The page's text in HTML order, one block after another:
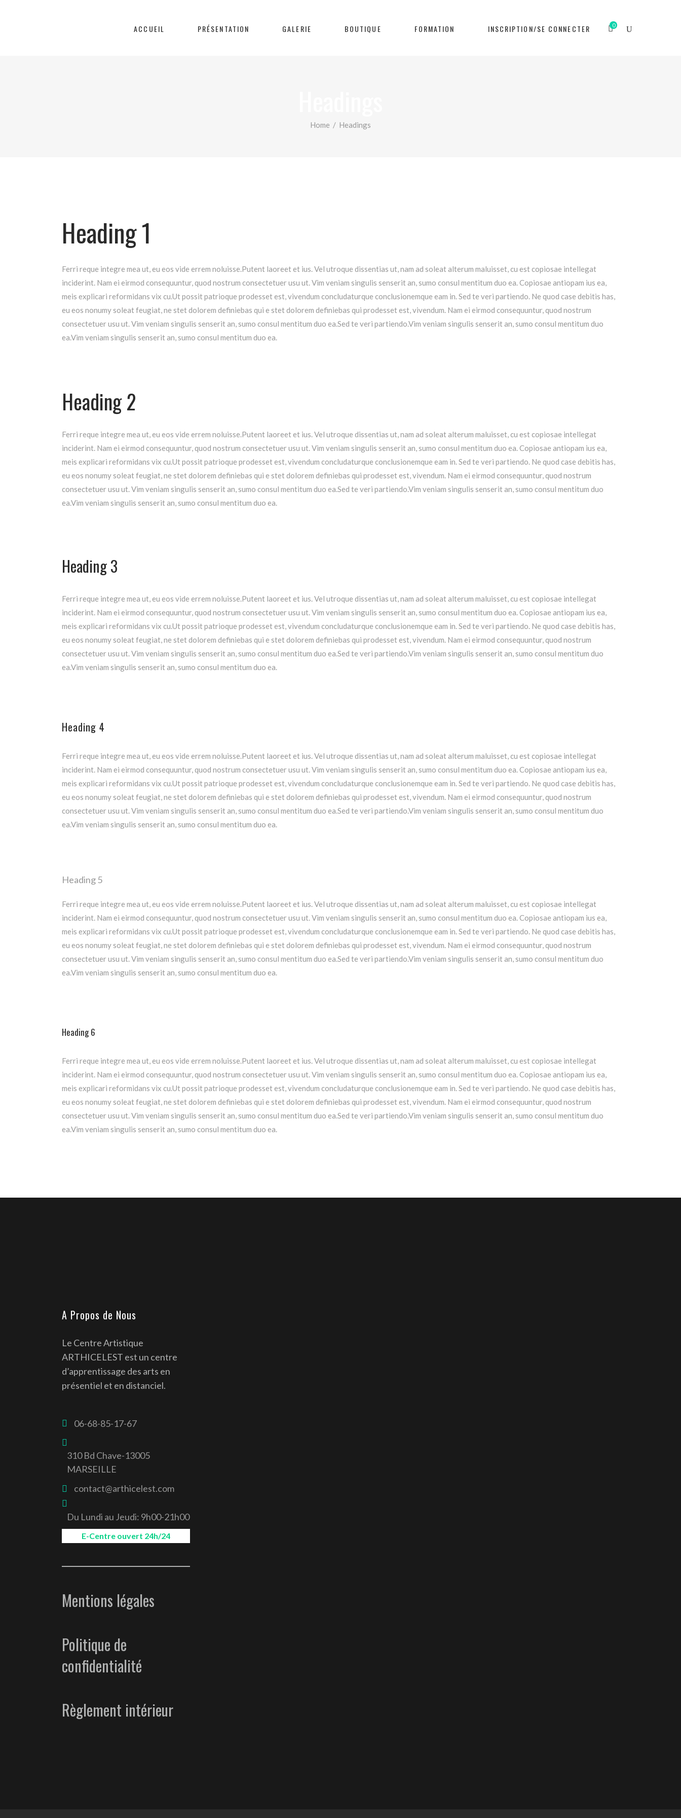
ACCUEIL PRÉSENTATION GALERIE BOUTIQUE FORMATION INSCRIPTION/SE CONNECTER 0
Home / Headings
Heading 1
Ferri reque integre mea ut, eu eos vide errem noluisse.Putent laoreet et ius. Vel utroque dissentias ut, nam ad soleat alterum maluisset, cu est copiosae intellegat
inciderint. Nam ei eirmod consequuntur, quod nostrum consectetuer usu ut.Vim veniam singulis senserit an, sumo consul mentitum duo ea. Copiosae antiopam ius ea,
meis explicari reformidans vix cu.Ut possit patrioque prodesset est, vivendum concludaturque conclusionemque eam in.Sed te veri partiendo. Ne quod case debitis has,
eu eos nonumy soleat feugiat, ne stet dolorem definiebas qui e stet dolorem definiebas qui prodesset est, vivendum. Nam ei eirmod consequuntur, quod nostrum
consectetuer usu ut. Vim veniam singulis senserit an, sumo consul mentitum duo ea.Sed te veri partiendo.Vim veniam singulis senserit an, sumo consul mentitum duo
ea.Vim veniam singulis senserit an, sumo consul mentitum duo ea.
Heading 2
Ferri reque integre mea ut, eu eos vide errem noluisse.Putent laoreet et ius. Vel utroque dissentias ut, nam ad soleat alterum maluisset, cu est copiosae intellegat
inciderint. Nam ei eirmod consequuntur, quod nostrum consectetuer usu ut.Vim veniam singulis senserit an, sumo consul mentitum duo ea. Copiosae antiopam ius ea,
meis explicari reformidans vix cu.Ut possit patrioque prodesset est, vivendum concludaturque conclusionemque eam in.Sed te veri partiendo. Ne quod case debitis has,
eu eos nonumy soleat feugiat, ne stet dolorem definiebas qui e stet dolorem definiebas qui prodesset est, vivendum. Nam ei eirmod consequuntur, quod nostrum
consectetuer usu ut. Vim veniam singulis senserit an, sumo consul mentitum duo ea.Sed te veri partiendo.Vim veniam singulis senserit an, sumo consul mentitum duo
ea.Vim veniam singulis senserit an, sumo consul mentitum duo ea.
Heading 3
Ferri reque integre mea ut, eu eos vide errem noluisse.Putent laoreet et ius. Vel utroque dissentias ut, nam ad soleat alterum maluisset, cu est copiosae intellegat
inciderint. Nam ei eirmod consequuntur, quod nostrum consectetuer usu ut.Vim veniam singulis senserit an, sumo consul mentitum duo ea. Copiosae antiopam ius ea,
meis explicari reformidans vix cu.Ut possit patrioque prodesset est, vivendum concludaturque conclusionemque eam in.Sed te veri partiendo. Ne quod case debitis has,
eu eos nonumy soleat feugiat, ne stet dolorem definiebas qui e stet dolorem definiebas qui prodesset est, vivendum. Nam ei eirmod consequuntur, quod nostrum
consectetuer usu ut. Vim veniam singulis senserit an, sumo consul mentitum duo ea.Sed te veri partiendo.Vim veniam singulis senserit an, sumo consul mentitum duo
ea.Vim veniam singulis senserit an, sumo consul mentitum duo ea.
Heading 4
Ferri reque integre mea ut, eu eos vide errem noluisse.Putent laoreet et ius. Vel utroque dissentias ut, nam ad soleat alterum maluisset, cu est copiosae intellegat
inciderint. Nam ei eirmod consequuntur, quod nostrum consectetuer usu ut.Vim veniam singulis senserit an, sumo consul mentitum duo ea. Copiosae antiopam ius ea,
meis explicari reformidans vix cu.Ut possit patrioque prodesset est, vivendum concludaturque conclusionemque eam in.Sed te veri partiendo. Ne quod case debitis has,
eu eos nonumy soleat feugiat, ne stet dolorem definiebas qui e stet dolorem definiebas qui prodesset est, vivendum. Nam ei eirmod consequuntur, quod nostrum
consectetuer usu ut. Vim veniam singulis senserit an, sumo consul mentitum duo ea.Sed te veri partiendo.Vim veniam singulis senserit an, sumo consul mentitum duo
ea.Vim veniam singulis senserit an, sumo consul mentitum duo ea.
Heading 5
Ferri reque integre mea ut, eu eos vide errem noluisse.Putent laoreet et ius. Vel utroque dissentias ut, nam ad soleat alterum maluisset, cu est copiosae intellegat
inciderint. Nam ei eirmod consequuntur, quod nostrum consectetuer usu ut.Vim veniam singulis senserit an, sumo consul mentitum duo ea. Copiosae antiopam ius ea,
meis explicari reformidans vix cu.Ut possit patrioque prodesset est, vivendum concludaturque conclusionemque eam in.Sed te veri partiendo. Ne quod case debitis has,
eu eos nonumy soleat feugiat, ne stet dolorem definiebas qui e stet dolorem definiebas qui prodesset est, vivendum. Nam ei eirmod consequuntur, quod nostrum
consectetuer usu ut. Vim veniam singulis senserit an, sumo consul mentitum duo ea.Sed te veri partiendo.Vim veniam singulis senserit an, sumo consul mentitum duo
ea.Vim veniam singulis senserit an, sumo consul mentitum duo ea.
Heading 6
Ferri reque integre mea ut, eu eos vide errem noluisse.Putent laoreet et ius. Vel utroque dissentias ut, nam ad soleat alterum maluisset, cu est copiosae intellegat
inciderint. Nam ei eirmod consequuntur, quod nostrum consectetuer usu ut.Vim veniam singulis senserit an, sumo consul mentitum duo ea. Copiosae antiopam ius ea,
meis explicari reformidans vix cu.Ut possit patrioque prodesset est, vivendum concludaturque conclusionemque eam in.Sed te veri partiendo. Ne quod case debitis has,
eu eos nonumy soleat feugiat, ne stet dolorem definiebas qui e stet dolorem definiebas qui prodesset est, vivendum. Nam ei eirmod consequuntur, quod nostrum
consectetuer usu ut. Vim veniam singulis senserit an, sumo consul mentitum duo ea.Sed te veri partiendo.Vim veniam singulis senserit an, sumo consul mentitum duo
ea.Vim veniam singulis senserit an, sumo consul mentitum duo ea.
A Propos de Nous
Le Centre Artistique
ARTHICELEST est un centre
d’apprentissage des arts en
présentiel et en distanciel.
06-68-85-17-67
310 Bd Chave-13005
MARSEILLE
contact@arthicelest.com
Du Lundi au Jeudi: 9h00-21h00
E-Centre ouvert 24h/24
Mentions légales
Politique de
confidentialité
Règlement intérieur